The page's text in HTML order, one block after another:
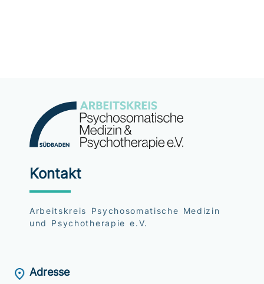
Kontakt
Arbeitskreis Psychosomatische Medizin
und Psychotherapie e.V.
Adresse